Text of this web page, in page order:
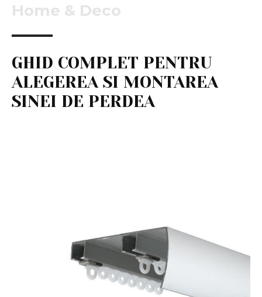
Home & Deco
GHID COMPLET PENTRU
ALEGEREA SI MONTAREA
SINEI DE PERDEA